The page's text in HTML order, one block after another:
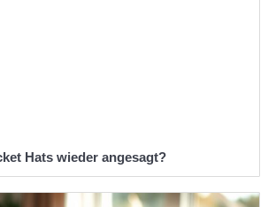
Hats wieder angesagt?